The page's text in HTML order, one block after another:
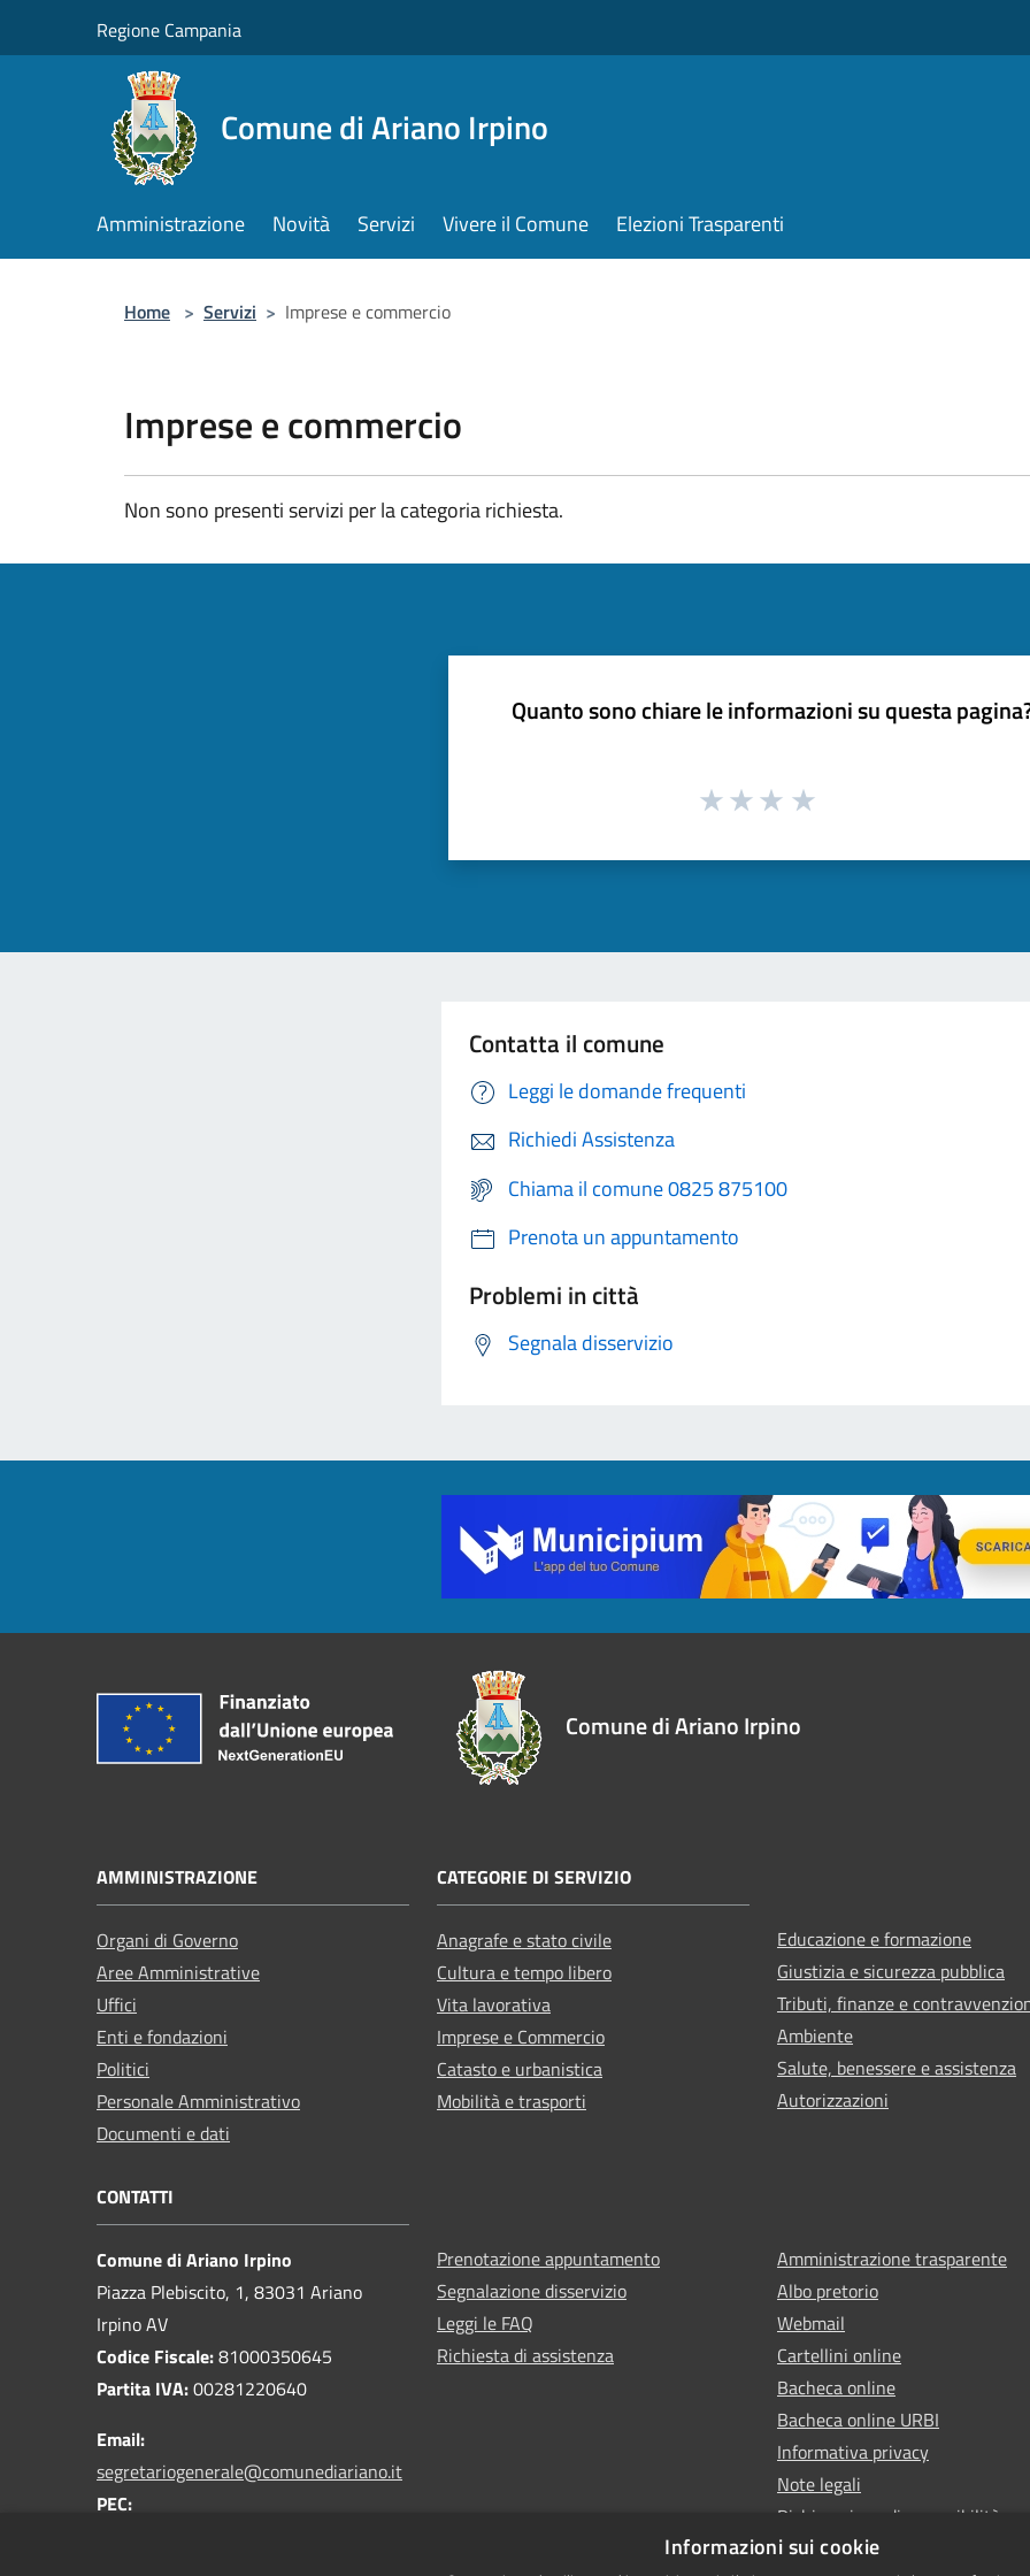
Regione Campania
Comune di Ariano Irpino
Amministrazione Novità Servizi Vivere il Comune Elezioni Trasparenti
Home > Servizi > Imprese e commercio
Imprese e commercio
Non sono presenti servizi per la categoria richiesta.
Quanto sono chiare le informazioni su questa
Contatta il comune
Leggi le domande frequenti
Richiedi Assistenza
Chiama il comune 0825 875100
Prenota un appuntamento
Problemi in città
Segnala disservizio
Comune di Ariano Irpino
AMMINISTRAZIONE
Organi di Governo
Aree Amministrative
Uffici
Enti e fondazioni
Politici
Personale Amministrativo
Documenti e dati
CATEGORIE DI SERVIZIO
Anagrafe e stato civile
Cultura e tempo libero
Vita lavorativa
Imprese e Commercio
Catasto e urbanistica
Mobilità e trasporti
Educazione e formazione
Giustizia e sicurezza pubblica
Tributi, finanze e
Ambiente
Salute, benessere e assistenza
Autorizzazioni
CONTATTI
Comune di Ariano Irpino
Piazza Plebiscito, 1, 83031 Ariano
Irpino AV
Codice Fiscale:81000350645
Partita IVA:00281220640
Email:
segretariogenerale@comunediariano.it
PEC:
Prenotazione appuntamento
Segnalazione disservizio
Leggi le FAQ
Richiesta di assistenza
Amministrazione trasparente
Albo pretorio
Webmail
Cartellini online
Bacheca online
Bacheca online URBI
Informativa privacy
Note legali
Dichiarazione di accessibilità
Informazioni sui cookie